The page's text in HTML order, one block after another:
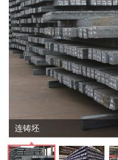
连铸坯